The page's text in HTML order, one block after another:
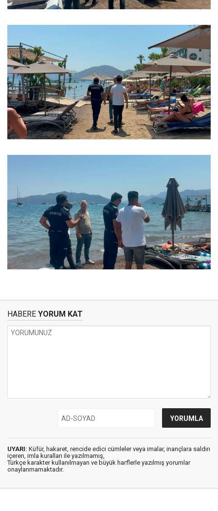
HABERE YORUM KAT
UYARI: Küfür, hakaret, rencide edici cümleler veya imalar, inançlara saldırı
içeren, imla kuralları ile yazılmamış,
Türkçe karakter kullanılmayan ve büyük harflerle yazılmış yorumlar
onaylanmamaktadır.